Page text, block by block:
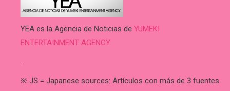
YEA es la Agencia de Noticias de YUMEKI
ENTERTAINMENT AGENCY.
.
※ JS = Japanese sources: Artículos con más de 3 fuentes